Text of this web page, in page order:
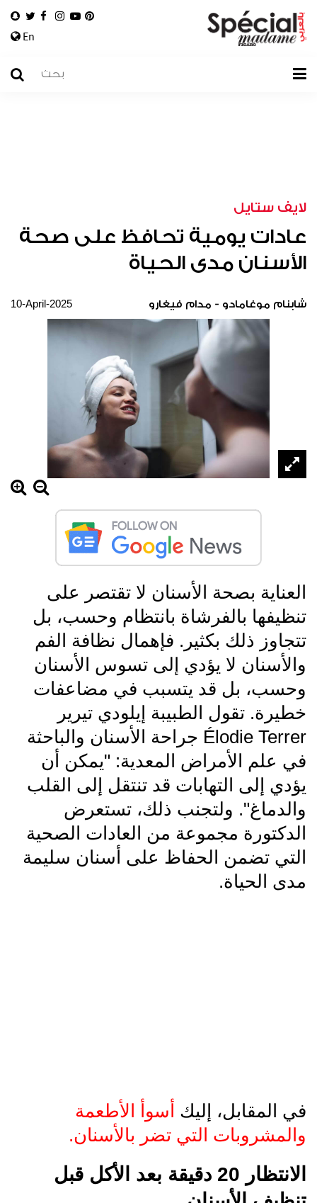
En
لايف ستايل
عادات يومية تحافظ على صحة
الأسنان مدى الحياة
شابنام موغامادو - مدام فيغارو 10-April-2025
العناية بصحة الأسنان لا تقتصر على
تنظيفها بالفرشاة بانتظام وحسب، بل
تتجاوز ذلك بكثير. فإهمال نظافة الفم
والأسنان لا يؤدي إلى تسوس الأسنان
وحسب، بل قد يتسبب في مضاعفات
خطيرة. تقول الطبيبة إيلودي تيرير
Élodie Terrer جراحة الأسنان والباحثة
في علم الأمراض المعدية: "يمكن أن
يؤدي إلى التهابات قد تنتقل إلى القلب
والدماغ". ولتجنب ذلك، تستعرض
الدكتورة مجموعة من العادات الصحية
التي تضمن الحفاظ على أسنان سليمة
مدى الحياة.
في المقابل، إليك أسوأ الأطعمة
والمشروبات التي تضر بالأسنان.
الانتظار 20 دقيقة بعد الأكل قبل